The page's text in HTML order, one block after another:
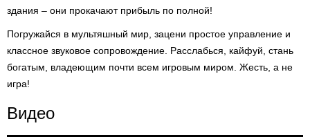
здания – они прокачают прибыль по полной!
Погружайся в мультяшный мир, зацени простое управление и
классное звуковое сопровождение. Расслабься, кайфуй, стань
богатым, владеющим почти всем игровым миром. Жесть, а не
игра!
Видео